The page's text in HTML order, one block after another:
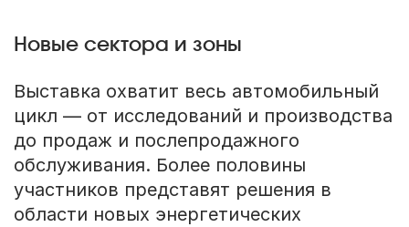
Новые сектора и зоны
Выставка охватит весь автомобильный
цикл — от исследований и производства
до продаж и послепродажного
обслуживания. Более половины
участников представят решения в
области новых энергетических